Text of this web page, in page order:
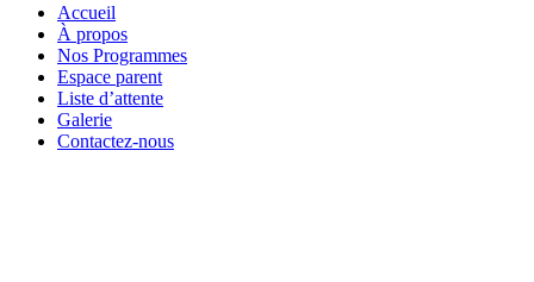
Accueil
À propos
Nos Programmes
Espace parent
Liste d’attente
Galerie
Contactez-nous